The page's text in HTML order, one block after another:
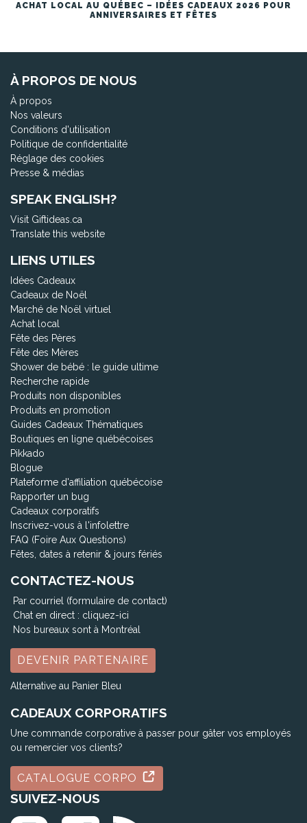
ACHAT LOCAL AU QUÉBEC – IDÉES CADEAUX 2026 POUR
ANNIVERSAIRES ET FÊTES
À PROPOS DE NOUS
À propos
Nos valeurs
Conditions d'utilisation
Politique de confidentialité
Réglage des cookies
Presse & médias
SPEAK ENGLISH?
Visit Giftideas.ca
Translate this website
LIENS UTILES
Idées Cadeaux
Cadeaux de Noël
Marché de Noël virtuel
Achat local
Fête des Pères
Fête des Mères
Shower de bébé : le guide ultime
Recherche rapide
Produits non disponibles
Produits en promotion
Guides Cadeaux Thématiques
Boutiques en ligne québécoises
Pikkado
Blogue
Plateforme d'affiliation québécoise
Rapporter un bug
Cadeaux corporatifs
Inscrivez-vous à l'infolettre
FAQ (Foire Aux Questions)
Fêtes, dates à retenir & jours fériés
CONTACTEZ-NOUS
Par courriel (formulaire de contact)
Chat en direct : cliquez-ici
Nos bureaux sont à Montréal
DEVENIR PARTENAIRE
Alternative au Panier Bleu
CADEAUX CORPORATIFS
Une commande corporative à passer pour gâter vos employés
ou remercier vos clients?
CATALOGUE CORPO
SUIVEZ-NOUS